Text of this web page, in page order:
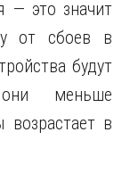
— это значит
от сбоев в
будут
меньше
в